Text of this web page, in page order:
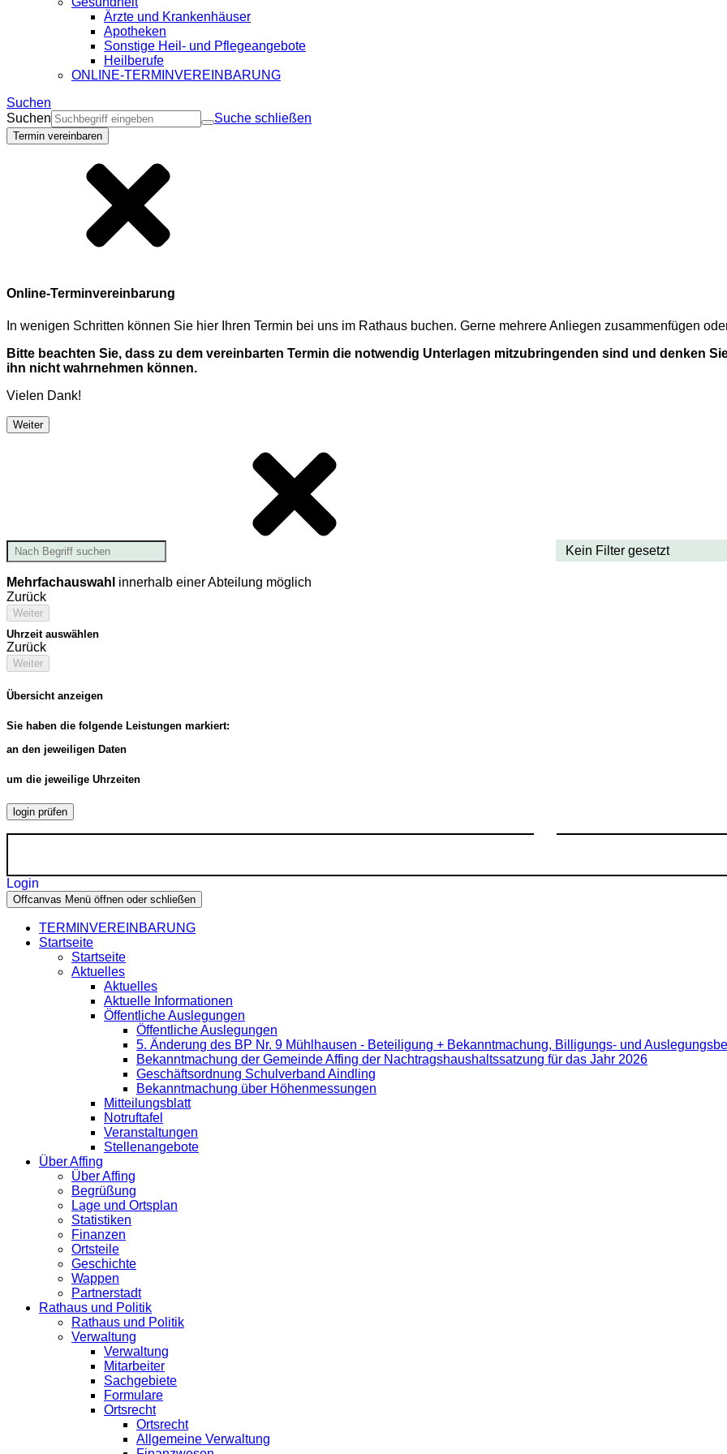
Ärzte und Krankenhäuser
Apotheken
Sonstige Heil- und Pflegeangebote
Heilberufe
ONLINE-TERMINVEREINBARUNG
Suchen
Suchen
Suche schließen
Termin vereinbaren
Online-Terminvereinbarung
In wenigen Schritten können Sie hier Ihren Termin bei uns im Rathaus buchen. Gerne mehrere Anliegen zusammenfügen
Bitte beachten Sie, dass zu dem vereinbarten Termin die notwendig Unterlagen mitzubringenden sind und denken
ihn nicht wahrnehmen können.
Vielen Dank!
Weiter
Mehrfachauswahl innerhalb einer Abteilung möglich
Zurück
Weiter
Uhrzeit auswählen
Zurück
Weiter
Übersicht anzeigen
Sie haben die folgende Leistungen markiert:
an den jeweiligen Daten
um die jeweilige Uhrzeiten
login prüfen
Login
Offcanvas Menü öffnen oder schließen
TERMINVEREINBARUNG
Startseite
Startseite
Aktuelles
Aktuelles
Aktuelle Informationen
Öffentliche Auslegungen
Öffentliche Auslegungen
5. Änderung des BP Nr. 9 Mühlhausen - Beteiligung + Bekanntmachung, Billigungs- und
Bekanntmachung der Gemeinde Affing der Nachtragshaushaltssatzung für das Jahr 2026
Geschäftsordnung Schulverband Aindling
Bekanntmachung über Höhenmessungen
Mitteilungsblatt
Notruftafel
Veranstaltungen
Stellenangebote
Über Affing
Über Affing
Begrüßung
Lage und Ortsplan
Statistiken
Finanzen
Ortsteile
Geschichte
Wappen
Partnerstadt
Rathaus und Politik
Rathaus und Politik
Verwaltung
Verwaltung
Mitarbeiter
Sachgebiete
Formulare
Ortsrecht
Ortsrecht
Allgemeine Verwaltung